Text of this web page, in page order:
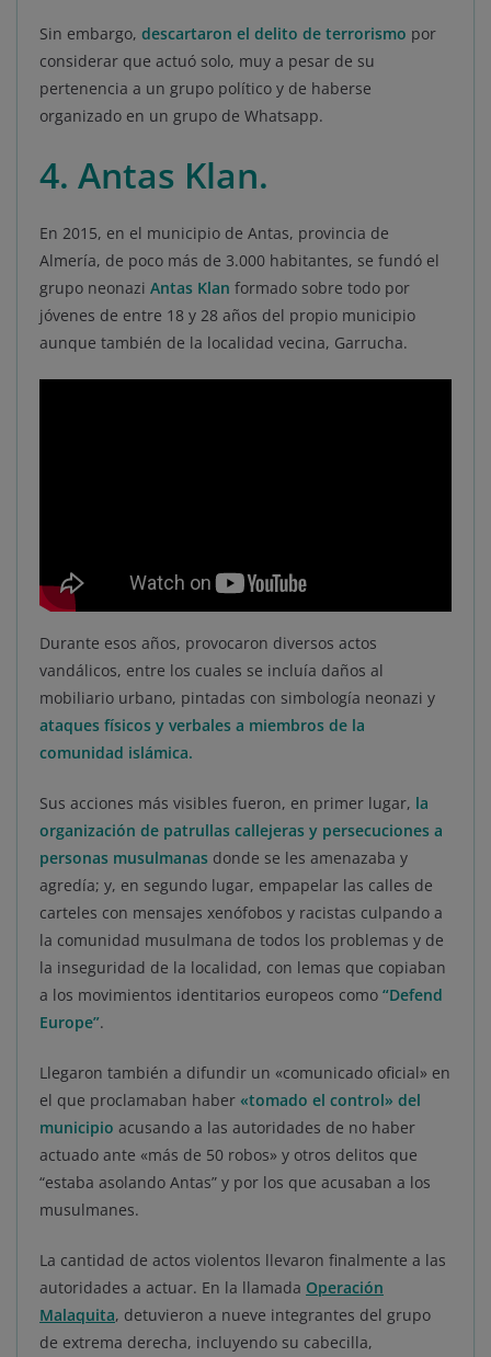
Sin embargo, descartaron el delito de terrorismo por
considerar que actuó solo, muy a pesar de su
pertenencia a un grupo político y de haberse
organizado en un grupo de Whatsapp.
4. Antas Klan.
En 2015, en el municipio de Antas, provincia de
Almería, de poco más de 3.000 habitantes, se fundó el
grupo neonazi Antas Klan formado sobre todo por
jóvenes de entre 18 y 28 años del propio municipio
aunque también de la localidad vecina, Garrucha.
Durante esos años, provocaron diversos actos
vandálicos, entre los cuales se incluía daños al
mobiliario urbano, pintadas con simbología neonazi y
ataques físicos y verbales a miembros de la
comunidad islámica.
Sus acciones más visibles fueron, en primer lugar, la
organización de patrullas callejeras y persecuciones a
personas musulmanas donde se les amenazaba y
agredía; y, en segundo lugar, empapelar las calles de
carteles con mensajes xenófobos y racistas culpando a
la comunidad musulmana de todos los problemas y de
la inseguridad de la localidad, con lemas que copiaban
a los movimientos identitarios europeos como “Defend
Europe”.
Llegaron también a difundir un «comunicado oficial» en
el que proclamaban haber «tomado el control» del
municipio acusando a las autoridades de no haber
actuado ante «más de 50 robos» y otros delitos que
“estaba asolando Antas” y por los que acusaban a los
musulmanes.
La cantidad de actos violentos llevaron finalmente a las
autoridades a actuar. En la llamada Operación
Malaquita, detuvieron a nueve integrantes del grupo
de extrema derecha, incluyendo su cabecilla,